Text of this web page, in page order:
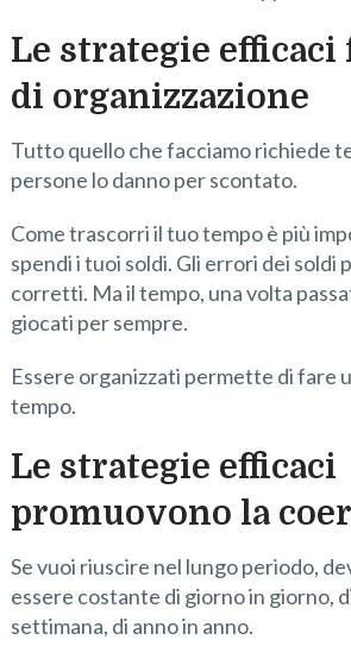
Le strategie efficaci
di organizzazione
Tutto quello che facciamo richiede
persone lo danno per scontato.
Come trascorri il tuo tempo è più
spendi i tuoi soldi. Gli errori dei soldi
corretti. Ma il tempo, una volta
giocati per sempre.
Essere organizzati permette di fare
tempo.
Le strategie efficaci
promuovono la
Se vuoi riuscire nel lungo periodo,
essere costante di giorno in giorno,
settimana, di anno in anno.